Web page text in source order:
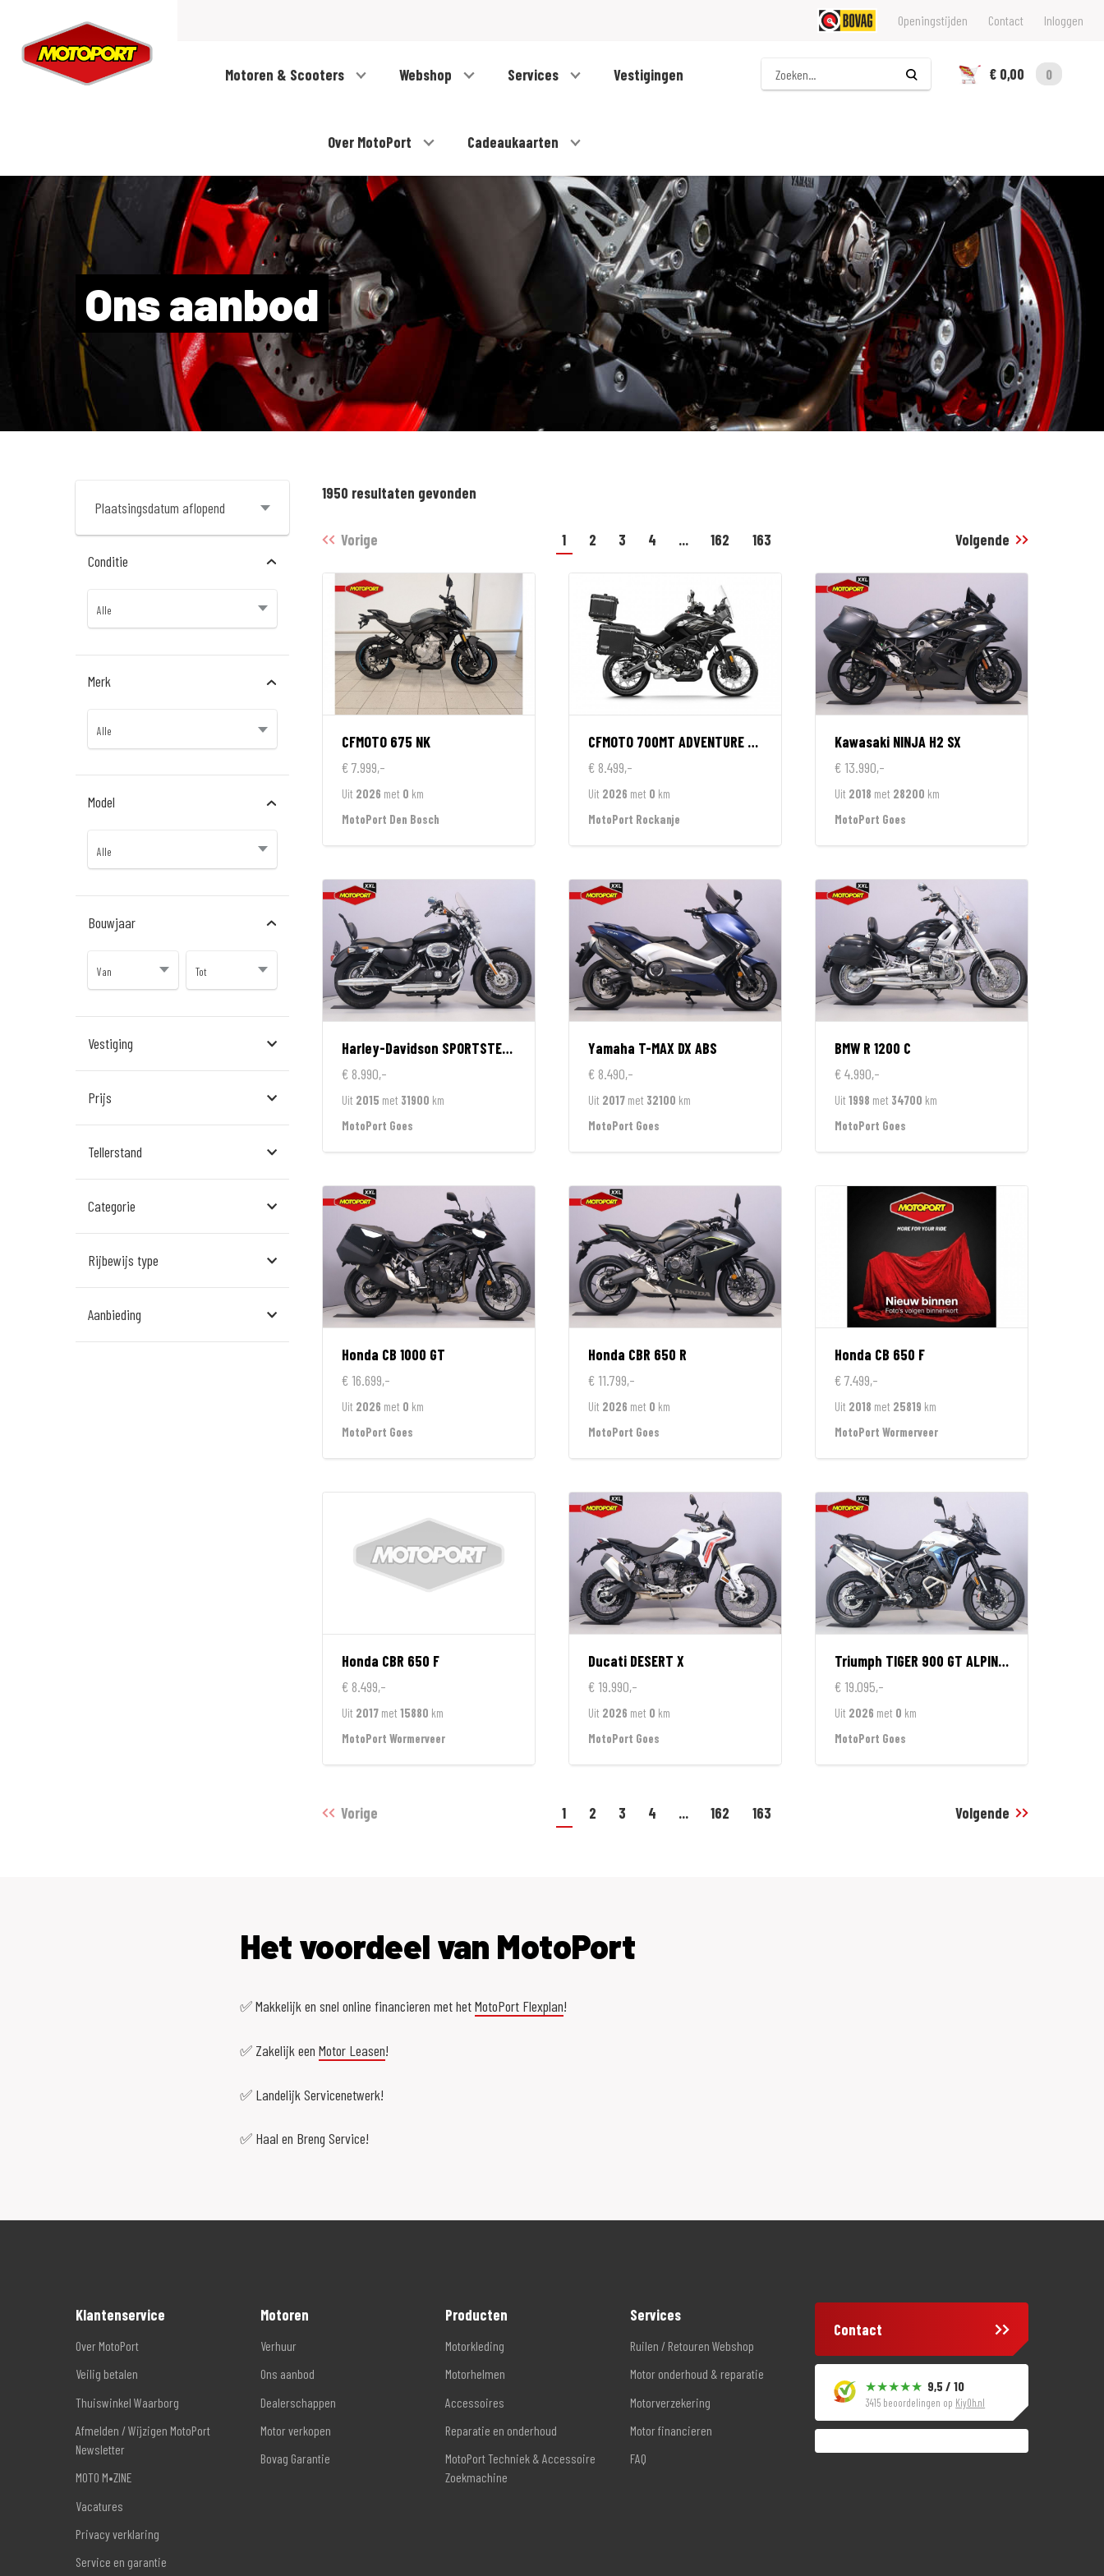
Openingstijden Contact Inloggen
Motoren & Scooters Webshop Services Vestigingen
Over MotoPort Cadeaukaarten
Zoeken
€ 0,00
0
Ons aanbod
Conditie
Merk
Model
Bouwjaar
Vestiging
Den Bosch
Hillegom
Leek
Leeuwarden
Prijs
Tellerstand
Categorie
Rijbewijs type
Aanbieding
1950 resultaten gevonden
Vorige 1 2 3 4 ... 162 163 Volgende
CFMOTO 675 NK
€ 7.999,-
Uit 2026 met 0 km
MotoPort Den Bosch
CFMOTO 700MT ADVENTURE GT EDITION
€ 8.499,-
Uit 2026 met 0 km
MotoPort Rockanje
Kawasaki NINJA H2 SX
€ 13.990,-
Uit 2018 met 28200 km
MotoPort Goes
Harley-Davidson SPORTSTER 1200 CUSTOM LIMITED
€ 8.990,-
Uit 2015 met 31900 km
MotoPort Goes
Yamaha T-MAX DX ABS
€ 8.490,-
Uit 2017met 32100 km
MotoPort Goes
BMW R 1200 C
€ 4.990,-
Uit 1998 met 34700 km
MotoPort Goes
Honda CB 1000 GT
€ 16.699,-
Uit 2026 met 0 km
MotoPort Goes
Honda CBR 650 R
€ 11.799,-
Uit 2026 met 0 km
MotoPort Goes
Honda CB 650 F
€ 7.499,-
Uit 2018 met 25819 km
MotoPort Wormerveer
Honda CBR 650 F
€ 8.499,-
Uit 2017met 15880 km
MotoPort Wormerveer
Ducati DESERT X
€ 19.990,-
Uit 2026 met 0 km
MotoPort Goes
Triumph TIGER 900 GT ALPINE EDITION
€ 19.095,-
Uit 2026 met 0 km
MotoPort Goes
Vorige 1 2 3 4 ... 162 163 Volgende
Het voordeel van MotoPort
✅ Makkelijk en snel online financieren met hetMotoPort Flexplan!
✅ Zakelijk een Motor Leasen!
✅ Landelijk Servicenetwerk!
✅ Haal en Breng Service!
Klantenservice
Over MotoPort
Veilig betalen
Thuiswinkel Waarborg
Afmelden / Wijzigen MotoPort
Newsletter
MOTO M•ZINE
Vacatures
Privacy verklaring
Service en garantie
Motoren
Verhuur
Ons aanbod
Dealerschappen
Motor verkopen
Bovag Garantie
Producten
Motorkleding
Motorhelmen
Accessoires
Reparatie en onderhoud
MotoPort Techniek & Accessoire
Zoekmachine
Services
Ruilen / Retouren Webshop
Motor onderhoud & reparatie
Motorverzekering
Motor financieren
FAQ
Contact
9,5 / 10
3415 beoordelingen op KiyOh.nl